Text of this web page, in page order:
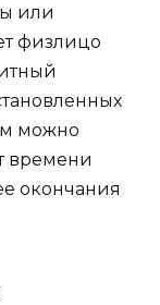
или
физлицо
можно
времени
окончания